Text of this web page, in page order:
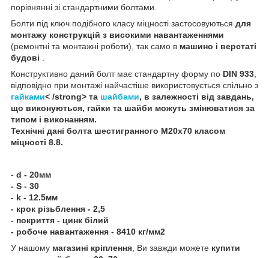
порівнянні зі стандартними болтами.
Болти під ключ подібного класу міцності застосовуються для
монтажу конструкцій з високими навантаженнями
(ремонтні та монтажні роботи), так само в машино і верстаті
будові .
Конструктивно даний болт має стандартну форму по DIN 933,
відповідно при монтажі найчастіше використовується спільно з
гайками< /strong> та шайбами, в залежності від завдань,
що виконуються, гайки та шайби можуть змінюватися за
типом і виконанням.
Технічні дані болта шестигранного М20х70 класом
міцності 8.8.
- d - 20мм
- S - 30
- k - 12.5мм
- крок різьблення - 2,5
- покриття - цинк білий
- робоче навантаження - 8410 кг/мм2
У нашому магазині кріплення, Ви завжди можете купити